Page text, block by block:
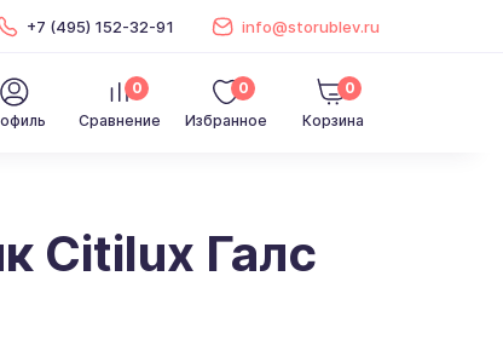
+7 (495) 152-32-91 info@storublev.ru
Сравнение
0
Избранное
0
Корзина
0
Citilux Галс